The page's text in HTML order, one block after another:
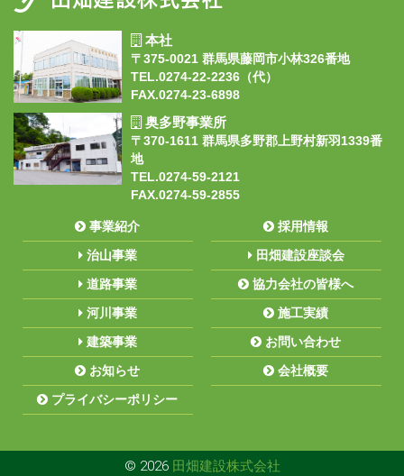
本社
〒375-0021 群馬県藤岡市小林326番地
TEL.0274-22-2236（代）
FAX.0274-23-6898
奥多野事業所
〒370-1611 群馬県多野郡上野村新羽1339番
地
TEL.0274-59-2121
FAX.0274-59-2855
事業紹介
治山事業
道路事業
河川事業
建築事業
採用情報
田畑建設座談会
協力会社の皆様へ
施工実績
お問い合わせ
お知らせ
会社概要
プライバシーポリシー
© 2026 田畑建設株式会社